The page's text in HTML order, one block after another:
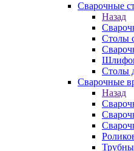
Сварочные
Назад
Столы
Столы
Сварочные
Назад